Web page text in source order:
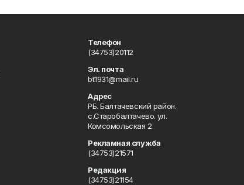
Телефон
(34753)20112
Эл. почта
bt1931@mail.ru
Адрес
РБ. Балтачевский район.
с.Старобалтачево. ул.
Комсомольская 2.
Рекламная служба
(34753)21571
Редакция
(34753)21154